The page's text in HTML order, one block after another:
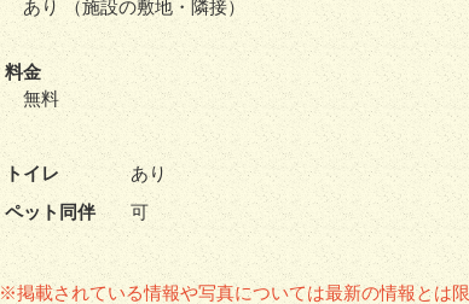
あり （施設の敷地・隣接）
料金
無料
トイレ
あり
ペット同伴
可
※掲載されている情報や写真については最新の情報とは